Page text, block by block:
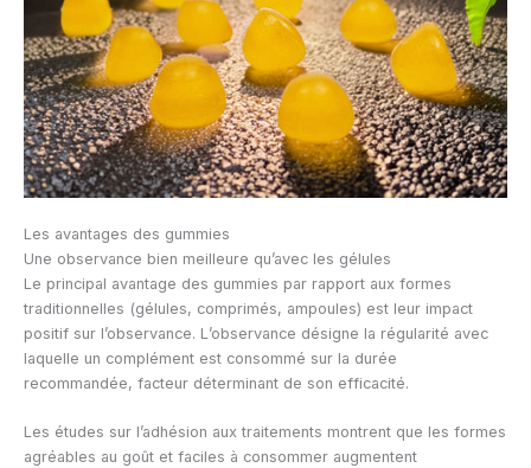
Les avantages des gummies
Une observance bien meilleure qu’avec les gélules
Le principal avantage des gummies par rapport aux formes
traditionnelles (gélules, comprimés, ampoules) est leur impact
positif sur l’observance. L’observance désigne la régularité avec
laquelle un complément est consommé sur la durée
recommandée, facteur déterminant de son efficacité.
Les études sur l’adhésion aux traitements montrent que les formes
agréables au goût et faciles à consommer augmentent